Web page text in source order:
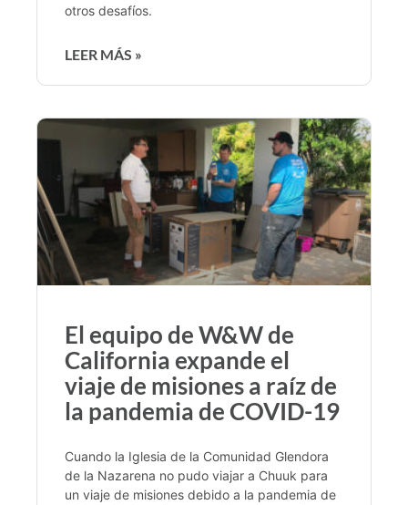
otros desafíos.
LEER MÁS »
El equipo de W&W de
California expande el
viaje de misiones a raíz de
la pandemia de COVID-19
Cuando la Iglesia de la Comunidad Glendora
de la Nazarena no pudo viajar a Chuuk para
un viaje de misiones debido a la pandemia de